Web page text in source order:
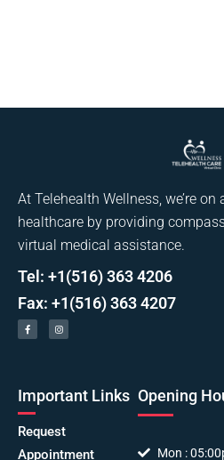
At Telehealth Wellness, we’re
healthcare by providing
virtual medical assistance.
Tel: +1(516) 363 4206
Fax: +1(516) 363 4207
Important Links
Request
Appointment
Opening
Mon :